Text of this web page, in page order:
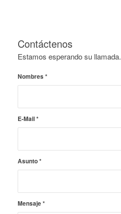
Contáctenos
Estamos esperando su llamada.
Nombres *
E-Mail*
Asunto*
Mensaje*